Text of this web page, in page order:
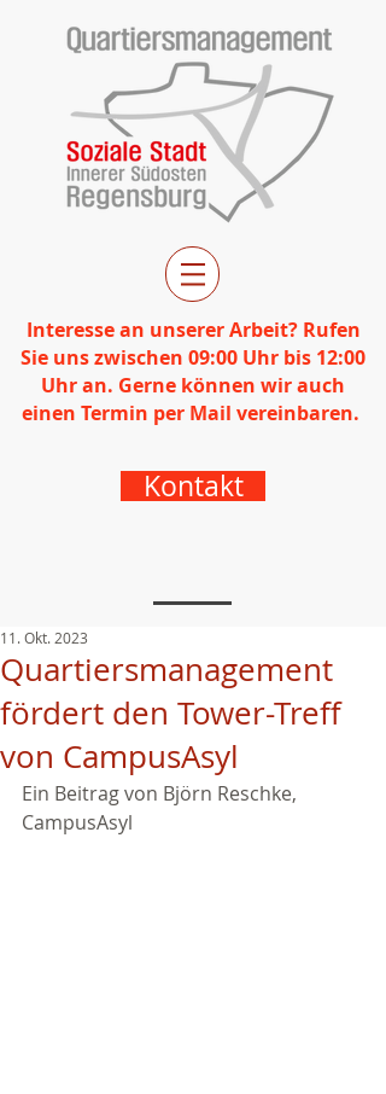
Interesse an unserer Arbeit? Rufen
Sie uns zwischen 09:00 Uhr bis 12:00
Uhr an. Gerne können wir auch
einen Termin per Mail vereinbaren.
Kontakt
Quartiersmanagement
fördert den Tower-Treff
von CampusAsyl
11. Okt. 2023
Ein Beitrag von Björn Reschke,
CampusAsyl